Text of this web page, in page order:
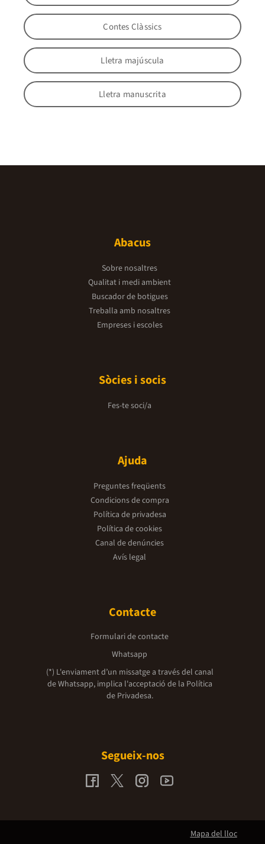
Contes Clàssics
Lletra majúscula
Lletra manuscrita
Abacus
Sobre nosaltres
Qualitat i medi ambient
Buscador de botigues
Treballa amb nosaltres
Empreses i escoles
Sòcies i socis
Fes-te soci/a
Ajuda
Preguntes freqüents
Condicions de compra
Política de privadesa
Política de cookies
Canal de denúncies
Avís legal
Contacte
Formulari de contacte
Whatsapp
(*) L'enviament d’un missatge a través del canal
de Whatsapp, implica l'acceptació de la Política
de Privadesa.
Segueix-nos
Mapa del lloc